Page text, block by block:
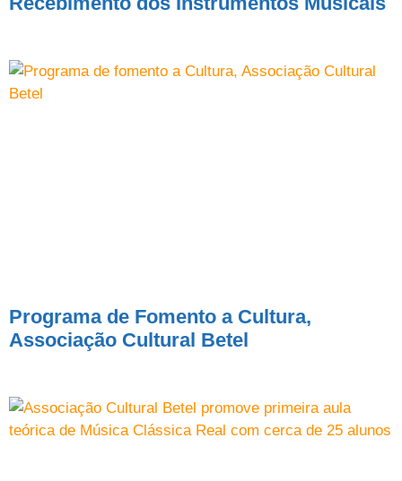
Programa de Fomento a Cultura,
Associação Cultural Betel